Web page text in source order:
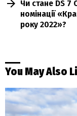
Чи стане DS 7
номінації
року 2022»?
You May Also